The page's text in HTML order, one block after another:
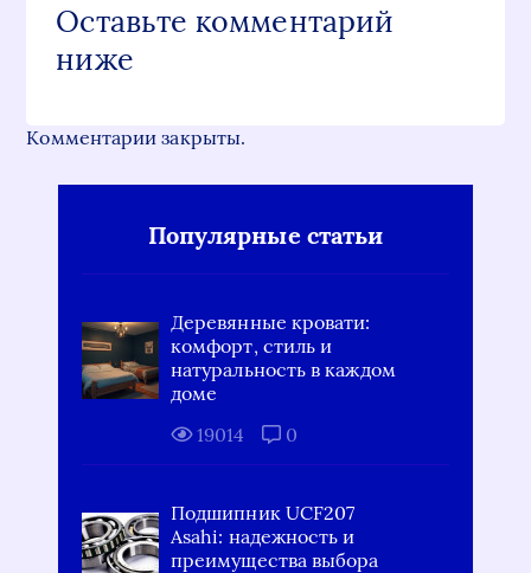
Оставьте комментарий
ниже
Комментарии закрыты.
Популярные статьи
Деревянные кровати:
комфорт, стиль и
натуральность в каждом
доме
19014
0
Подшипник UCF207
Asahi: надежность и
преимущества выбора